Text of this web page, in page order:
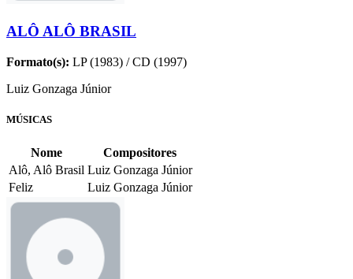
ALÔ ALÔ BRASIL
Formato(s): LP (1983) / CD (1997)
Luiz Gonzaga Júnior
MÚSICAS
Nome
Compositores
Alô, Alô Brasil Luiz Gonzaga Júnior
Feliz
Luiz Gonzaga Júnior